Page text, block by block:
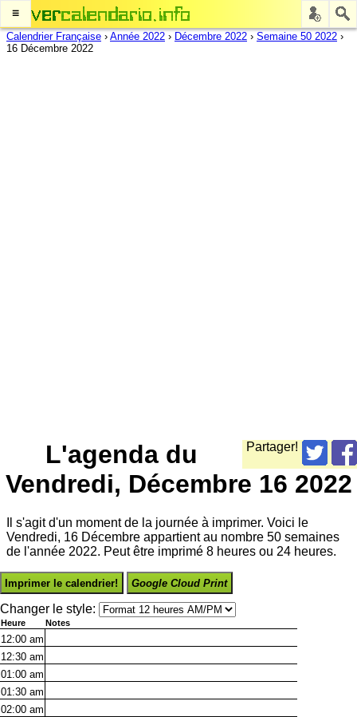
≡
Calendrier Française › Année 2022 › Décembre 2022 › Semaine 50 2022 ›
16 Décembre 2022
Partager!
L'agenda du
Vendredi, Décembre 16 2022
Il s'agit d'un moment de la journée à imprimer. Voici le
Vendredi, 16 Décembre appartient au nombre 50 semaines
de l'année 2022. Peut être imprimé 8 heures ou 24 heures.
Imprimer le calendrier! Google Cloud Print
Changer le style:
Heure Notes
12:00 am
12:30 am
01:00 am
01:30 am
02:00 am